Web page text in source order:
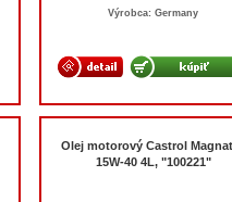
Výrobca: Germany
Olej motorový Castrol
15W-40 4L, "100221"